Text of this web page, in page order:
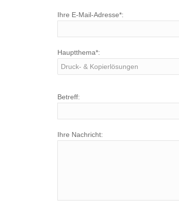
Ihre E-Mail-Adresse*:
Hauptthema*:
Betreff:
Ihre Nachricht: